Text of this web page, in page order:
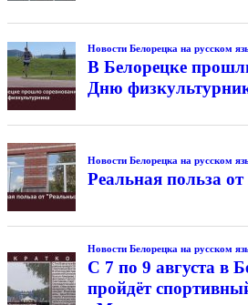
Новости Белорецка на русском
В Белорецке
Дню
Новости Белорецка на русском
Реальная польза
Новости Белорецка на русском
С 7 по 9 августа в
пройдёт